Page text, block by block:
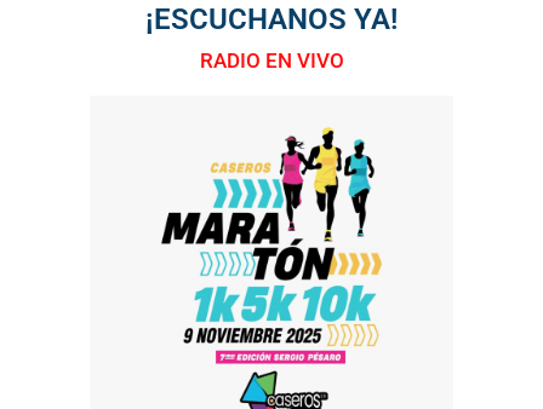
¡ESCUCHANOS YA!
RADIO EN VIVO